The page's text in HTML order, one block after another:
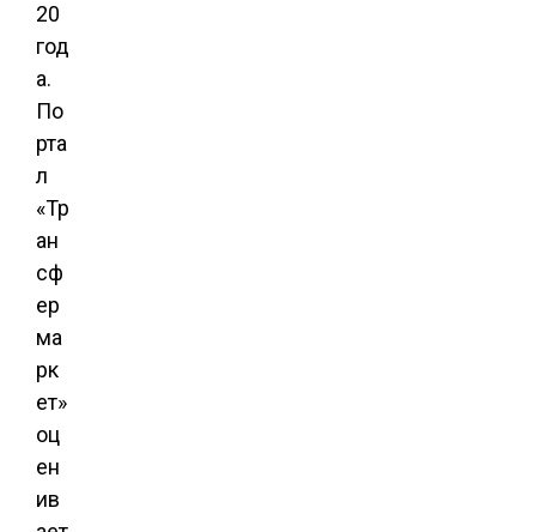
20
год
а.
По
рта
л
«Тр
ан
сф
ер
ма
рк
ет»
оц
ен
ив